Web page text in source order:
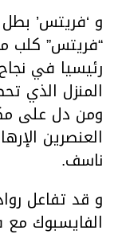
و ‘فريتس’ بطل
“فريتس” كلب
رئيسيا في
المنزل الذي
ومن دل على
العنصرين
ناسف.
و قد تفاعل
الفايسبوك مع